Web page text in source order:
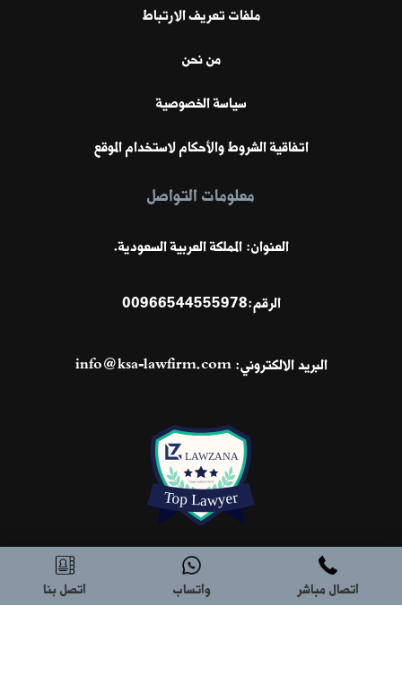
ملفات تعريف الارتباط
من نحن
سياسة الخصوصية
اتفاقية الشروط والأحكام لاستخدام الموقع
معلومات التواصل
العنوان: المملكة العربية السعودية.
الرقم:00966544555978
البريد الالكتروني:info@ksa-lawfirm.com
اتصال مباشر واتساب اتصل بنا